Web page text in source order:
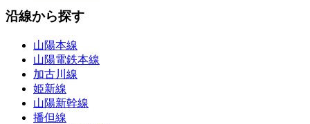
沿線から探す
山陽本線
山陽電鉄本線
加古川線
姫新線
山陽新幹線
播但線